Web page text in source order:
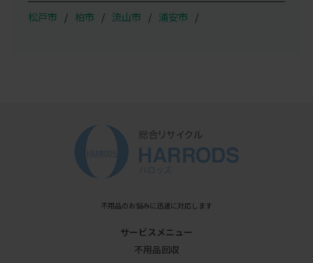
松戸市 柏市 流山市 浦安市
不用品のお悩みに迅速に対応します
サービスメニュー
不用品回収